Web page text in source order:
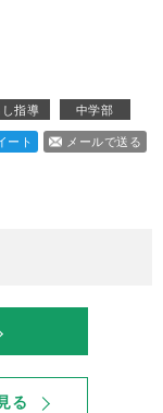
指導
中学部
ート メールで送る
る